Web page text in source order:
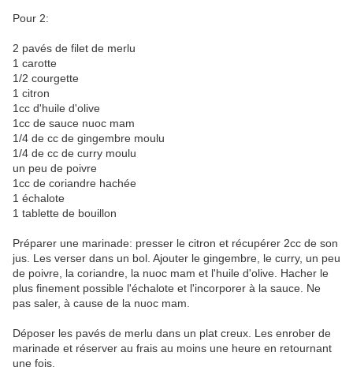
Pour 2:
2 pavés de filet de merlu
1 carotte
1/2 courgette
1 citron
1cc d'huile d'olive
1cc de sauce nuoc mam
1/4 de cc de gingembre moulu
1/4 de cc de curry moulu
un peu de poivre
1cc de coriandre hachée
1 échalote
1 tablette de bouillon
Préparer une marinade: presser le citron et récupérer 2cc de son
jus. Les verser dans un bol. Ajouter le gingembre, le curry, un peu
de poivre, la coriandre, la nuoc mam et l'huile d'olive. Hacher le
plus finement possible l'échalote et l'incorporer à la sauce. Ne
pas saler, à cause de la nuoc mam.
Déposer les pavés de merlu dans un plat creux. Les enrober de
marinade et réserver au frais au moins une heure en retournant
une fois.